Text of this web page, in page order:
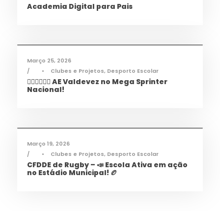
Academia Digital para Pais
Março 25, 2026
•
Clubes e Projetos, Desporto Escolar
🏃‍♀️🏃‍♂️🏃‍♀️ AE Valdevez no Mega Sprinter
Nacional!
Março 19, 2026
•
Clubes e Projetos, Desporto Escolar
CFDDE de Rugby – 📣 Escola Ativa em ação
no Estádio Municipal! 🏉